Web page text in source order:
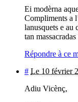
Ei modèrna
Compliments a
lanusquets e au
tan
Répondre à ce
# Le 10 février
Adiu Vicènç,